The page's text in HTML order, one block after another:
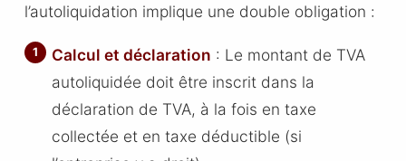
l’autoliquidation implique une double obligation :
Calcul et déclaration : Le montant de TVA
autoliquidée doit être inscrit dans la
déclaration de TVA, à la fois en taxe
collectée et en taxe déductible (si